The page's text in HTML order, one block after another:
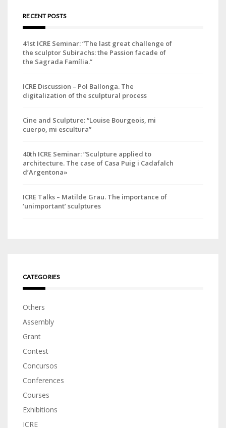
RECENT POSTS
41st ICRE Seminar: “The last great challenge of
the sculptor Subirachs: the Passion facade of
the Sagrada Família.”
ICRE Discussion – Pol Ballonga. The
digitalization of the sculptural process
Cine and Sculpture: “Louise Bourgeois, mi
cuerpo, mi escultura”
40th ICRE Seminar: “Sculpture applied to
architecture. The case of Casa Puig i Cadafalch
d’Argentona»
ICRE Talks – Matilde Grau. The importance of
‘unimportant’ sculptures
CATEGORIES
Others
Assembly
Grant
Contest
Concursos
Conferences
Courses
Exhibitions
ICRE